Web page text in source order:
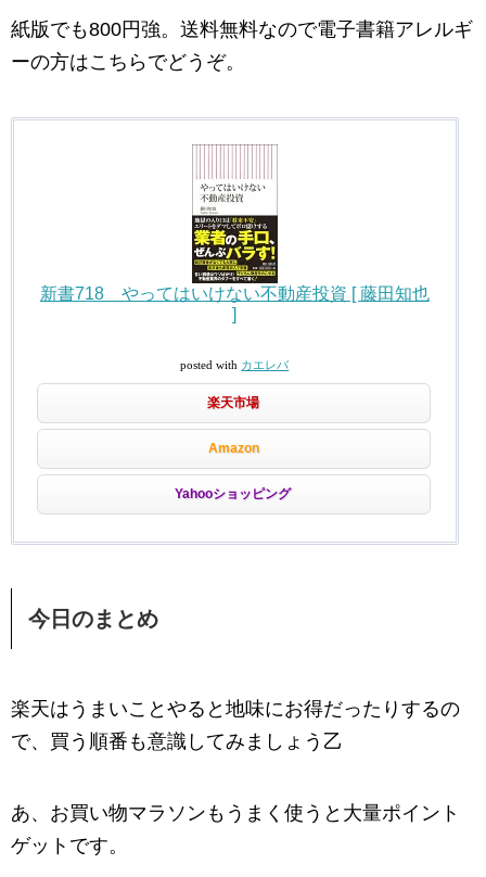
紙版でも800円強。送料無料なので電子書籍アレルギ
ーの方はこちらでどうぞ。
新書718 やってはいけない不動産投資 [ 藤田知也
]
posted with カエレバ
楽天市場
Amazon
Yahooショッピング
今日のまとめ
楽天はうまいことやると地味にお得だったりするの
で、買う順番も意識してみましょう乙
あ、お買い物マラソンもうまく使うと大量ポイント
ゲットです。